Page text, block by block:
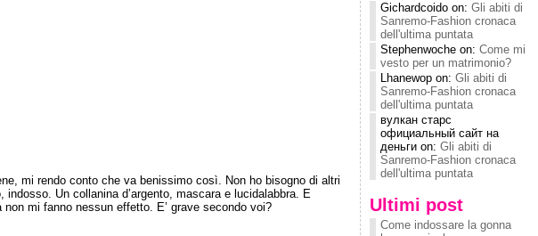
mi rendo conto che va benissimo così. Non ho bisogno di altri
Un collanina d’argento, mascara e lucidalabbra. E
mi fanno nessun effetto. E’ grave secondo voi?
Gichardcoido on: Gli abiti di
Sanremo-Fashion cronaca
dell'ultima puntata
Stephenwoche on: Come mi
vesto per un matrimonio?
Lhanewop on: Gli abiti di
Sanremo-Fashion cronaca
dell'ultima puntata
вулкан старс
официальный сайт на
деньги on: Gli abiti di
Sanremo-Fashion cronaca
dell'ultima puntata
Ultimi post
Come indossare la gonna